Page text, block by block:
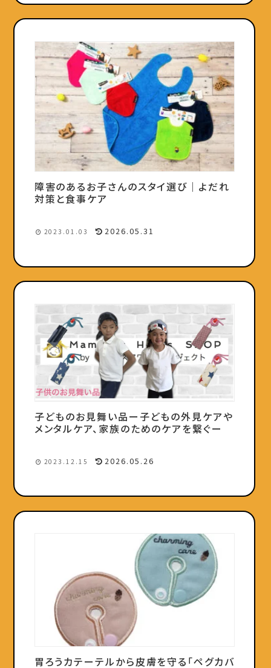
障害のあるお子さんのスタイ選び｜よだれ
対策と食事ケア
2023.01.03 2026.05.31
子どものお見舞い品ー子どもの外見ケアや
メンタルケア、家族のためのケアを繋ぐー
2023.12.15 2026.05.26
胃ろうカテーテルから皮膚を守る「ペグカバ